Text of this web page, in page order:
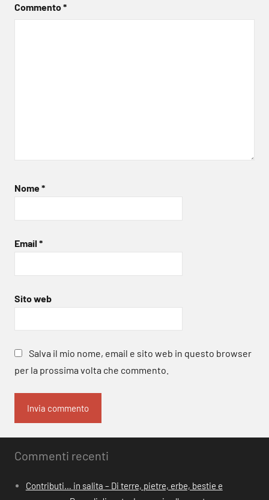
Commento*
Nome*
Email *
Sito web
Salva il mio nome, email e sito web in questo browser
per la prossima volta che commento.
Commenti recenti
Contributi… in salita – Di terre, pietre, erbe, bestie e